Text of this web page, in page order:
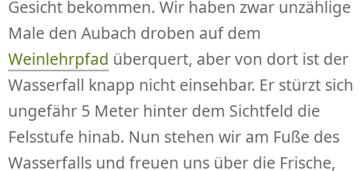
Gesicht bekommen. Wir haben zwar unzählige
Male den Aubach droben auf dem
Weinlehrpfad überquert, aber von dort ist der
Wasserfall knapp nicht einsehbar. Er stürzt sich
ungefähr 5 Meter hinter dem Sichtfeld die
Felsstufe hinab. Nun stehen wir am Fuße des
Wasserfalls und freuen uns über die Frische,